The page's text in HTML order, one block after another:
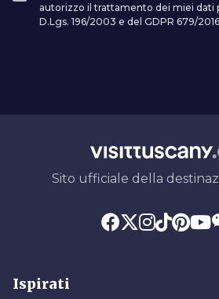
autorizzo il trattamento dei miei dati
D.Lgs. 196/2003 e del GDPR 679/
Sito ufficiale della
Ispirati